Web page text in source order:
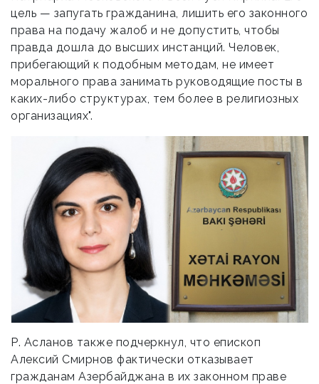
цель — запугать гражданина, лишить его законного
права на подачу жалоб и не допустить, чтобы
правда дошла до высших инстанций. Человек,
прибегающий к подобным методам, не имеет
морального права занимать руководящие посты в
каких-либо структурах, тем более в религиозных
организациях".
Р. Асланов также подчеркнул, что епископ
Алексий Смирнов фактически отказывает
гражданам Азербайджана в их законном праве